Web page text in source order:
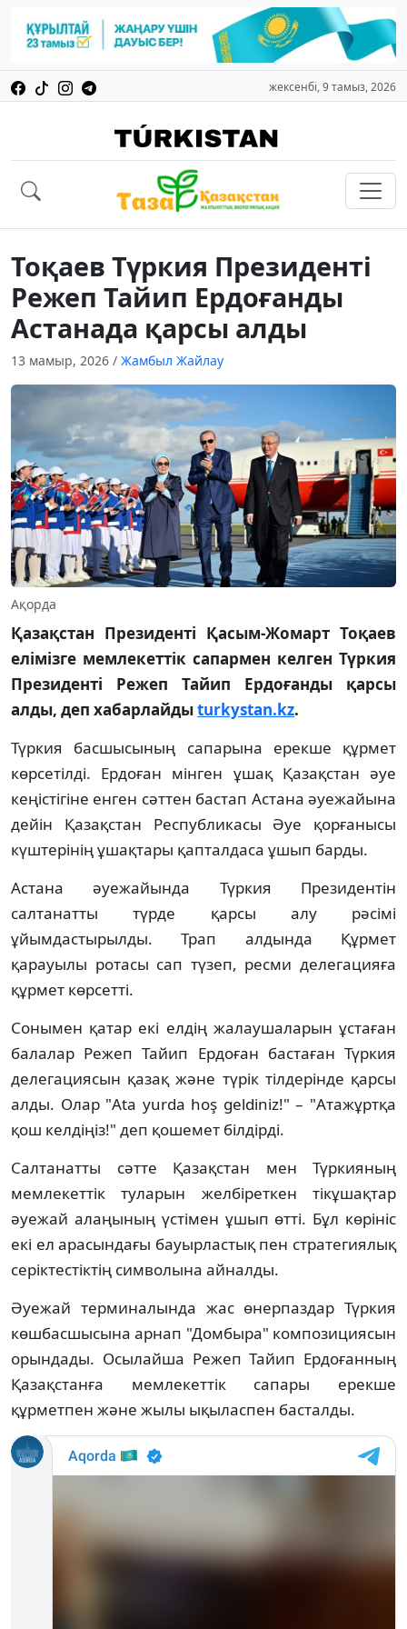
жексенбі, 9 тамыз, 2026
Тоқаев Түркия Президенті
Режеп Тайип Ердоғанды
Астанада қарсы алды
13 мамыр, 2026 / Жамбыл Жайлау
Ақорда
Қазақстан Президенті Қасым-Жомарт Тоқаев
елімізге мемлекеттік сапармен келген Түркия
Президенті Режеп Тайип Ердоғанды қарсы
алды, деп хабарлайдыturkystan.kz.
Түркия басшысының сапарына ерекше құрмет
көрсетілді. Ердоған мінген ұшақ Қазақстан әуе
кеңістігіне енген сәттен бастап Астана әуежайына
дейін Қазақстан Республикасы Әуе қорғанысы
күштерінің ұшақтары қапталдаса ұшып барды.
Астана әуежайында Түркия Президентін
салтанатты түрде қарсы алу рәсімі
ұйымдастырылды. Трап алдында Құрмет
қарауылы ротасы сап түзеп, ресми делегацияға
құрмет көрсетті.
Сонымен қатар екі елдің жалаушаларын ұстаған
балалар Режеп Тайип Ердоған бастаған Түркия
делегациясын қазақ және түрік тілдерінде қарсы
алды. Олар "Ata yurda hoş geldiniz!" – "Атажұртқа
қош келдіңіз!" деп қошемет білдірді.
Салтанатты сәтте Қазақстан мен Түркияның
мемлекеттік туларын желбіреткен тікұшақтар
әуежай алаңының үстімен ұшып өтті. Бұл көрініс
екі ел арасындағы бауырластық пен стратегиялық
серіктестіктің символына айналды.
Әуежай терминалында жас өнерпаздар Түркия
көшбасшысына арнап "Домбыра" композициясын
орындады. Осылайша Режеп Тайип Ердоғанның
Қазақстанға мемлекеттік сапары ерекше
құрметпен және жылы ықыласпен басталды.